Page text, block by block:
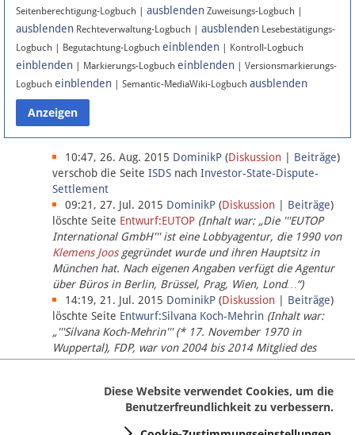
Instagram
Anmelden
Datenschutz
Über Lobbypedia
Impressum
Seitenberechtigung-Logbuch | ausblenden Zuweisungs-Logbuch |
ausblenden Rechteverwaltung-Logbuch | ausblenden Lesebestätigungs-
Logbuch | Begutachtung-Logbuch einblenden | Kontroll-Logbuch
einblenden | Markierungs-Logbuch einblenden | Versionsmarkierungs-
Logbuch einblenden | Semantic-MediaWiki-Logbuch ausblenden
10:47, 26. Aug. 2015 DominikP (Diskussion Beiträge)
verschob die Seite ISDS nach Investor-State-Dispute-
Settlement
09:21, 27. Jul. 2015 DominikP (Diskussion Beiträge)
löschte Seite Entwurf:EUTOP (Inhalt war: „Die '''EUTOP
International GmbH''' ist eine Lobbyagentur, die 1990 von
Klemens Joosgegründet wurde und ihren Hauptsitz in
München hat. Nach eigenen Angaben verfügt die Agentur
über Büros in Berlin, Brüssel, Prag, Wien, Lond…“)
14:19, 21. Jul. 2015 DominikP (Diskussion Beiträge)
löschte Seite Entwurf:Silvana Koch-Mehrin (Inhalt war:
„'''Silvana Koch-Mehrin''' (* 17. November 1970 in
Wuppertal), FDP, war von 2004 bis 2014 Mitglied des
Europäischen Parlaments, seit November 2014 ist sie für
Diese Website verwendet Cookies, um die
Benutzerfreundlichkeit zu verbessern.